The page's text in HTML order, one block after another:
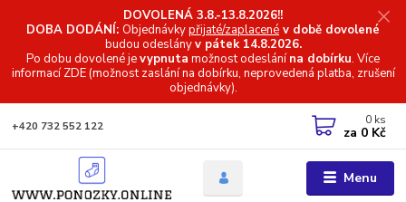
DOVOLENÁ 3.8.-13.8.2026!!
DOBA DODÁNÍ: Objednávkypřijaté/zaplacené v době dovolené
budou odeslányv pátek 14.8.2026.
Po dobu dovolené jevypnuta možnost odeslánína dobírku. Více
informacíZDE (možnost zaslání na dobírku, neprovedená platba, zrušení
objednávky).
Menu
+420 732 552 122 0 ks
za 0 Kč